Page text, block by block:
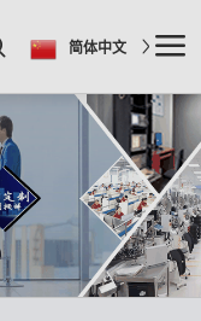
简体中文